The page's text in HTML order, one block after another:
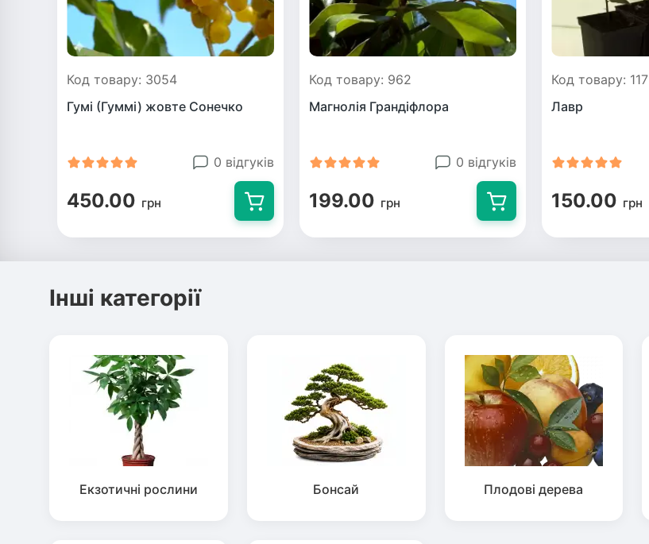
Код товару: 3054
Гумі (Гуммі) жовте Сонечко
0 відгуків
450.00 грн
Код товару: 962
Магнолія Грандіфлора
0 відгуків
199.00 грн
Код товару: 117
Лавр
150.00 грн
Інші категорії
Екзотичні рослини Бонсай Плодові дерева